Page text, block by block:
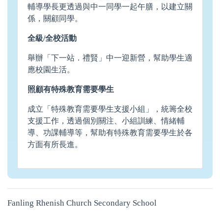
輔導學長更透過與中一同學一起午膳，以建立關
係，關顧同學。
全級/全校活動
舉辦「下一站．禮賢」中一迎新營，幫助學生適
應校園生活。
照顧有特殊教育需要學生
成立「特殊教育需要學生支援小組」，統籌全校
支援工作，透過個別關注、小組訓練、情緒輔
導、功課輔導等，幫助有特殊教育需要學生於各
方面有所長進。
Fanling Rhenish Church Secondary School